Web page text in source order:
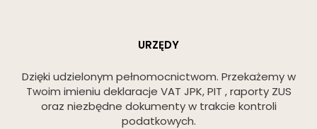
URZĘDY
Dzięki udzielonym pełnomocnictwom. Przekażemy w
Twoim imieniu deklaracje VAT JPK, PIT , raporty ZUS
oraz niezbędne dokumenty w trakcie kontroli
podatkowych.